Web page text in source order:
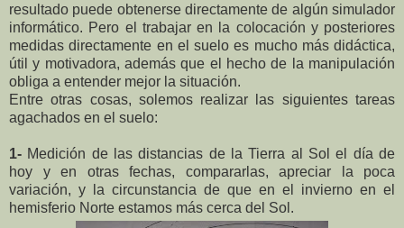
resultado puede obtenerse directamente de algún simulador
informático. Pero el trabajar en la colocación y posteriores
medidas directamente en el suelo es mucho más didáctica,
útil y motivadora, además que el hecho de la manipulación
obliga a entender mejor la situación.
Entre otras cosas, solemos realizar las siguientes tareas
agachados en el suelo:
1- Medición de las distancias de la Tierra al Sol el día de
hoy y en otras fechas, compararlas, apreciar la poca
variación, y la circunstancia de que en el invierno en el
hemisferio Norte estamos más cerca del Sol.